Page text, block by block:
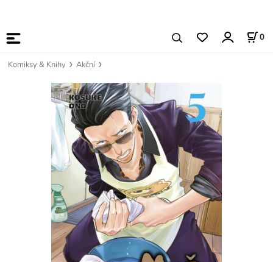
0
Komiksy & Knihy Akční